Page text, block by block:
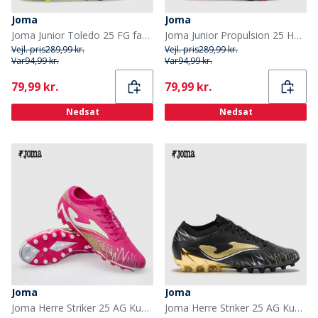
Joma
Joma Junior Toledo 25 FG fast bund fodboldstøvler Royal
Vejl. pris289,99 kr.
Var94,99 kr.
Current
79,99 kr.
Nedsat
Joma
Joma Junior Propulsion 25 HG Hård Jord Fodboldstøvler Fuchsia
Vejl. pris289,99 kr.
Var94,99 kr.
Current
79,99 kr.
Nedsat
Joma
Joma Herre Striker 25 AG Kunstgræs Fodboldstøvler Pink
Joma
Joma Herre Striker 25 AG Kunstgræs Fodboldstøvler Sort